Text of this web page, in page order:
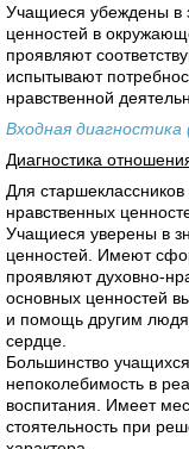
Учащиеся убеждены в
ценностей в
проявляют
испытывают
нравственной
Входная диагностика
Диагностика
Для
нравственных
Учащиеся уверены в
ценностей. Имеют
проявляют духовно-
основных ценностей
и помощь другим
сердце.
Большинство
непоколебимость в
воспитания. Имеет
стоятельность при